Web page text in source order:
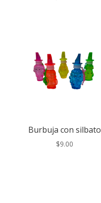
Burbuja con silbato
$9.00